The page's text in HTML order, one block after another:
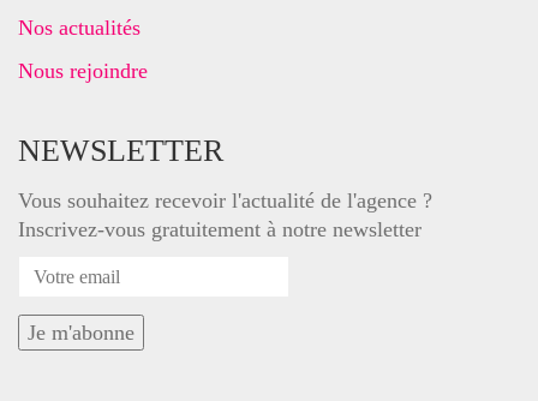
Nos actualités
Nous rejoindre
NEWSLETTER
Vous souhaitez recevoir l'actualité de l'agence ?
Inscrivez-vous gratuitement à notre newsletter